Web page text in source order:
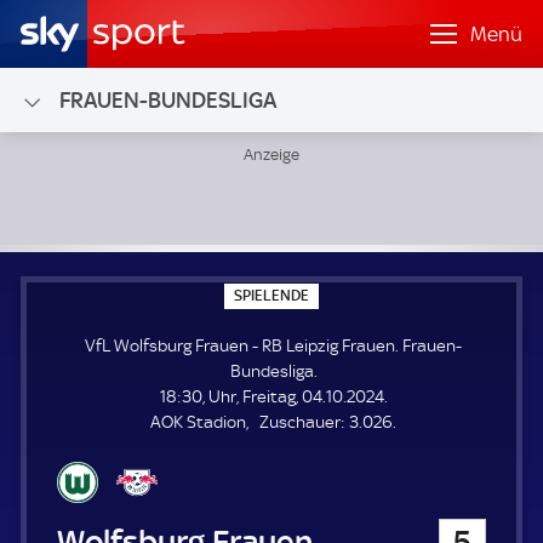
Menü
FRAUEN-BUNDESLIGA
SPIELENDE
P
E
E
N
E
VfL Wolfsburg Frauen - RB Leipzig Frauen. Frauen-
Bundesliga.
18:30, Uhr, Freitag, 04.10.2024.
AOK Stadion
Zuschauer: Z
3.026.